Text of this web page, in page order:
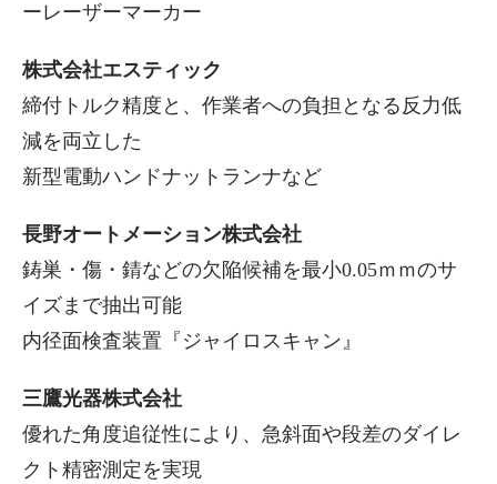
ーレーザーマーカー
株式会社エスティック
締付トルク精度と、作業者への負担となる反力低
減を両立した
新型電動ハンドナットランナなど
長野オートメーション株式会社
鋳巣・傷・錆などの欠陥候補を最小0.05ｍｍのサ
イズまで抽出可能
内径面検査装置『ジャイロスキャン』
三鷹光器株式会社
優れた角度追従性により、急斜面や段差のダイレ
クト精密測定を実現